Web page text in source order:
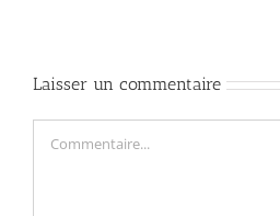
Laisser un commentaire